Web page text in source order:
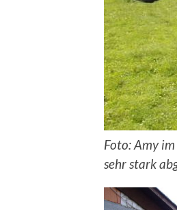
Foto: Amy
sehr stark